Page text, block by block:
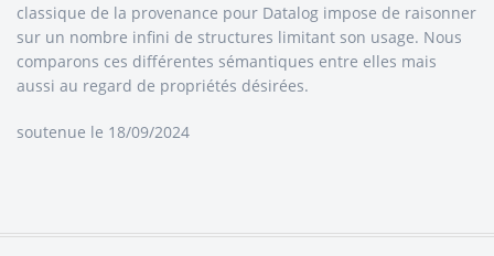
classique de la provenance pour Datalog impose de raisonner
sur un nombre infini de structures limitant son usage. Nous
comparons ces différentes sémantiques entre elles mais
aussi au regard de propriétés désirées.
soutenue le 18/09/2024